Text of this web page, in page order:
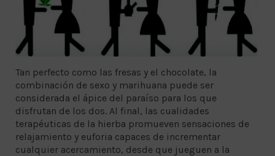
Tan perfecto como las fresas y el chocolate, la
combinación de sexo y marihuana puede ser
considerada el ápice del paraíso para los que
disfrutan de los dos. Al final, las cualidades
terapéuticas de la hierba promueven sensaciones de
relajamiento y euforia capaces de incrementar
cualquier acercamiento, desde que jueguen a la